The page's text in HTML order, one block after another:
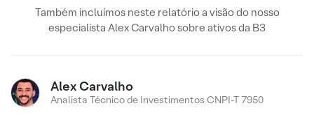
Também incluímos neste relatório a visão do nosso
especialista Alex Carvalho sobre ativos da B3
Alex Carvalho
Analista Técnico de Investimentos CNPI-T 7950